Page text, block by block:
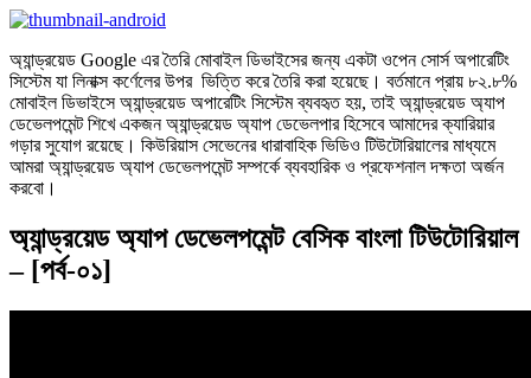
অ্যান্ড্রয়েড Google এর তৈরি মোবাইল ডিভাইসের জন্য একটা ওপেন সোর্স অপারেটিং
সিস্টেম যা লিনাক্স কর্ণেলের উপর ভিত্তি করে তৈরি করা হয়েছে। বর্তমানে প্রায় ৮২.৮%
মোবাইল ডিভাইসে অ্যান্ড্রয়েড অপারেটিং সিস্টেম ব্যবহৃত হয়, তাই অ্যান্ড্রয়েড অ্যাপ
ডেভেলপমেন্ট শিখে একজন অ্যান্ড্রয়েড অ্যাপ ডেভেলপার হিসেবে আমাদের ক্যারিয়ার
গড়ার সুযোগ রয়েছে। কিউরিয়াস সেভেনের ধারাবাহিক ভিডিও টিউটোরিয়ালের মাধ্যমে
আমরা অ্যান্ড্রয়েড অ্যাপ ডেভেলপমেন্ট সম্পর্কে ব্যবহারিক ও প্রফেশনাল দক্ষতা অর্জন
করবো।
অ্যান্ড্রয়েড অ্যাপ ডেভেলপমেন্ট বেসিক বাংলা টিউটোরিয়াল
– [পর্ব-০১]